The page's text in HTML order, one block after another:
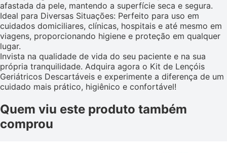
afastada da pele, mantendo a superfície seca e segura.
Ideal para Diversas Situações: Perfeito para uso em
cuidados domiciliares, clínicas, hospitais e até mesmo em
viagens, proporcionando higiene e proteção em qualquer
lugar.
Invista na qualidade de vida do seu paciente e na sua
própria tranquilidade. Adquira agora o Kit de Lençóis
Geriátricos Descartáveis e experimente a diferença de um
cuidado mais prático, higiênico e confortável!
Quem viu este produto também
comprou